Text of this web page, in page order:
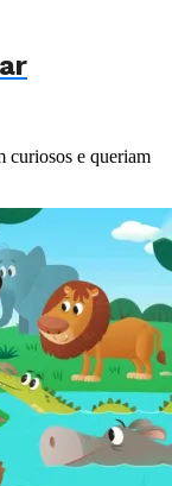
curiosos e queriam